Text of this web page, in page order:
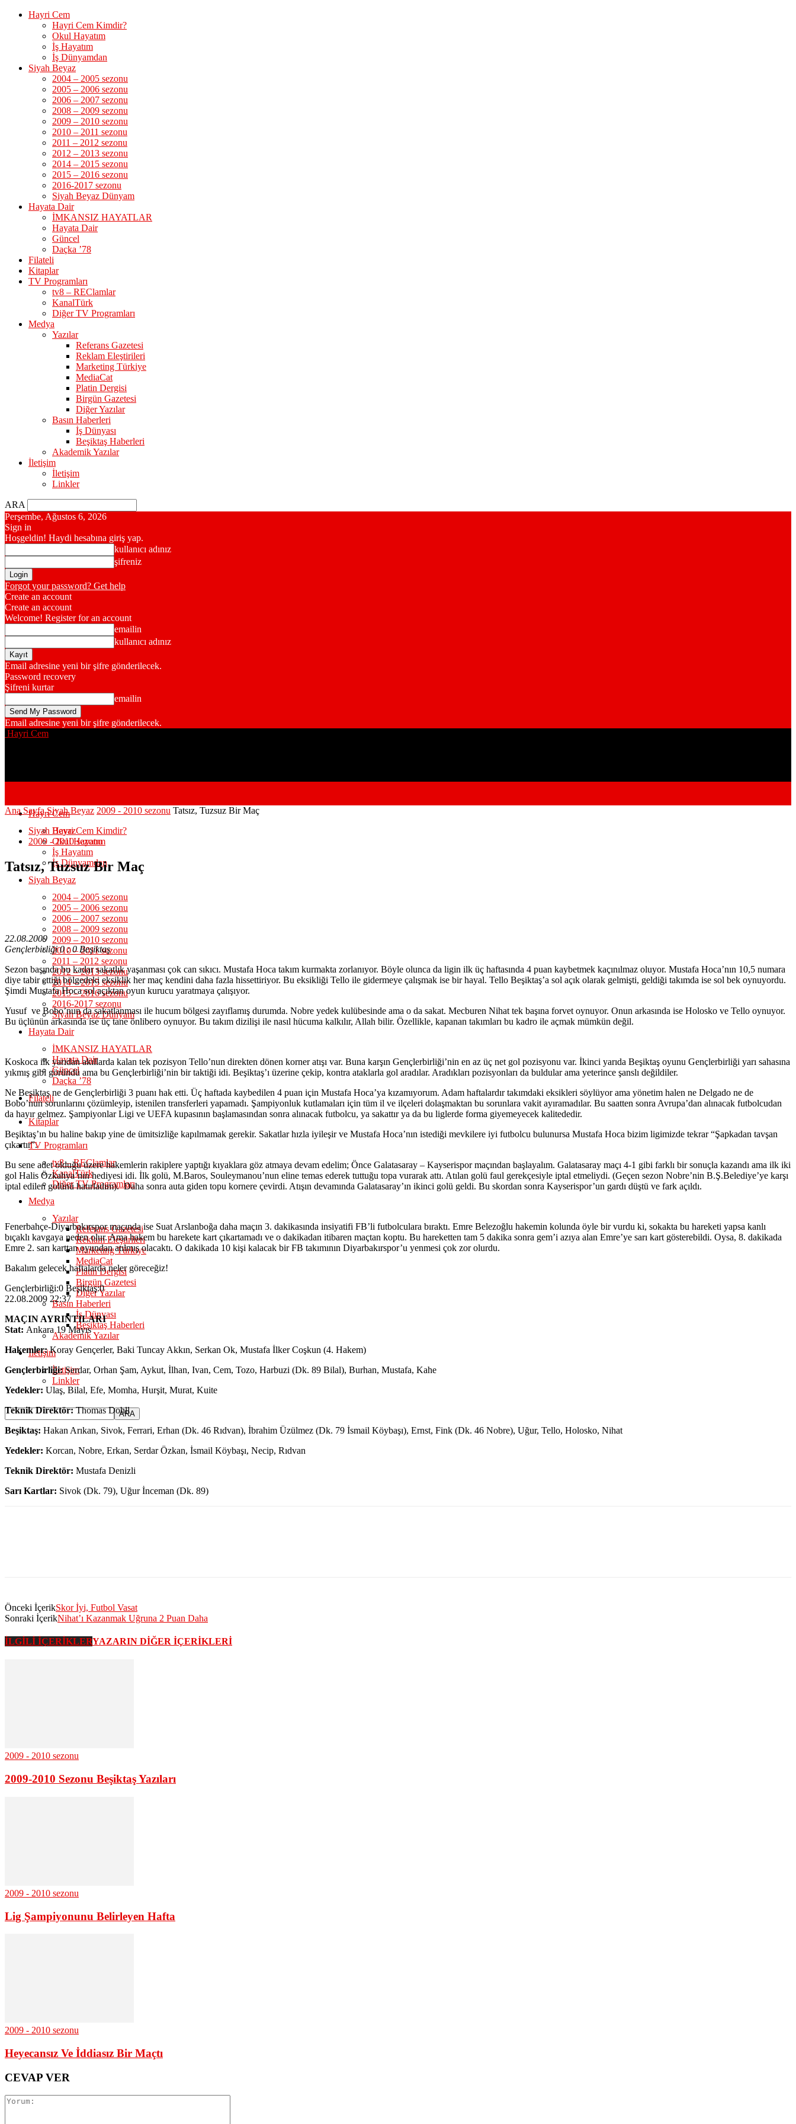
Hayri Cem
Hayri Cem Kimdir?
Okul Hayatım
İş Hayatım
İş Dünyamdan
Siyah Beyaz
2004 – 2005 sezonu
2005 – 2006 sezonu
2006 – 2007 sezonu
2008 – 2009 sezonu
2009 – 2010 sezonu
2010 – 2011 sezonu
2011 – 2012 sezonu
2012 – 2013 sezonu
2014 – 2015 sezonu
2015 – 2016 sezonu
2016-2017 sezonu
Siyah Beyaz Dünyam
Hayata Dair
İMKANSIZ HAYATLAR
Hayata Dair
Güncel
Daçka ’78
Filateli
Kitaplar
TV Programları
tv8 – REClamlar
KanalTürk
Diğer TV Programları
Medya
Yazılar
Referans Gazetesi
Reklam Eleştirileri
Marketing Türkiye
MediaCat
Platin Dergisi
Birgün Gazetesi
Diğer Yazılar
Basın Haberleri
İş Dünyası
Beşiktaş Haberleri
Akademik Yazılar
İletişim
İletişim
Linkler
ARA
Perşembe, Ağustos 6, 2026
Sign in
Hoşgeldin! Haydi hesabına giriş yap.
kullanıcı adınız
şifreniz
Forgot your password? Get help
Create an account
Create an account
Welcome! Register for an account
emailin
kullanıcı adınız
Email adresine yeni bir şifre gönderilecek.
Password recovery
Şifreni kurtar
emailin
Email adresine yeni bir şifre gönderilecek.
Hayri Cem
Hayri Cem
Hayri Cem Kimdir?
Okul Hayatım
İş Hayatım
İş Dünyamdan
Siyah Beyaz
2004 – 2005 sezonu
2005 – 2006 sezonu
2006 – 2007 sezonu
2008 – 2009 sezonu
2009 – 2010 sezonu
2010 – 2011 sezonu
2011 – 2012 sezonu
2012 – 2013 sezonu
2014 – 2015 sezonu
2015 – 2016 sezonu
2016-2017 sezonu
Siyah Beyaz Dünyam
Hayata Dair
İMKANSIZ HAYATLAR
Hayata Dair
Güncel
Daçka ’78
Filateli
Kitaplar
TV Programları
tv8 – REClamlar
KanalTürk
Diğer TV Programları
Medya
Yazılar
Referans Gazetesi
Reklam Eleştirileri
Marketing Türkiye
MediaCat
Platin Dergisi
Birgün Gazetesi
Diğer Yazılar
Basın Haberleri
İş Dünyası
Beşiktaş Haberleri
Akademik Yazılar
İletişim
İletişim
Linkler
Ana Sayfa Siyah Beyaz 2009 - 2010 sezonu Tatsız, Tuzsuz Bir Maç
Siyah Beyaz
2009 - 2010 sezonu
Tatsız, Tuzsuz Bir Maç
22.08.2009
Gençlerbirliği 0 : 0 Beşiktaş
Sezon başında bu kadar sakatlık yaşanması çok can sıkıcı. Mustafa Hoca takım kurmakta zorlanıyor. Böyle olunca da ligin ilk üç haftasında 4 puan kaybetmek kaçınılmaz oluyor. Mustafa Hoca’nın 10,5 numara
diye tabir ettiği bölgedeki eksiklik her maç kendini daha fazla hissettiriyor. Bu eksikliği Tello ile gidermeye çalışmak ise bir hayal. Tello Beşiktaş’a sol açık olarak gelmişti, geldiği takımda ise sol bek oynuyordu.
Şimdi Mustafa Hoca sol açıktan oyun kurucu yaratmaya çalışıyor.
Yusuf ve Bobo’nun da sakatlanması ile hucum bölgesi zayıflamış durumda. Nobre yedek kulübesinde ama o da sakat. Mecburen Nihat tek başına forvet oynuyor. Onun arkasında ise Holosko ve Tello oynuyor.
Bu üçlünün arkasında ise üç tane önlibero oynuyor. Bu takım dizilişi ile nasıl hücuma kalkılır, Allah bilir. Özellikle, kapanan takımları bu kadro ile açmak mümkün değil.
Koskoca ilk yarıdan akıllarda kalan tek pozisyon Tello’nun direkten dönen korner atışı var. Buna karşın Gençlerbirliği’nin en az üç net gol pozisyonu var. İkinci yarıda Beşiktaş oyunu Gençlerbirliği yarı sahasına
yıkmış gibi göründü ama bu Gençlerbirliği’nin bir taktiği idi. Beşiktaş’ı üzerine çekip, kontra ataklarla gol aradılar. Aradıkları pozisyonları da buldular ama yeterince şanslı değildiler.
Ne Beşiktaş ne de Gençlerbirliği 3 puanı hak etti. Üç haftada kaybedilen 4 puan için Mustafa Hoca’ya kızamıyorum. Adam haftalardır takımdaki eksikleri söylüyor ama yönetim halen ne Delgado ne de
Bobo’nun sorunlarını çözümleyip, istenilen transferleri yapamadı. Şampiyonluk kutlamaları için tüm il ve ilçeleri dolaşmaktan bu sorunlara vakit ayıramadılar. Bu saatten sonra Avrupa’dan alınacak futbolcudan
da hayır gelmez. Şampiyonlar Ligi ve UEFA kupasının başlamasından sonra alınacak futbolcu, ya sakattır ya da bu liglerde forma giyemeyecek kalitededir.
Beşiktaş’ın bu haline bakıp yine de ümitsizliğe kapılmamak gerekir. Sakatlar hızla iyileşir ve Mustafa Hoca’nın istediği mevkilere iyi futbolcu bulunursa Mustafa Hoca bizim ligimizde tekrar “Şapkadan tavşan
çıkartır”.
Bu sene adet olduğu üzere hakemlerin rakiplere yaptığı kıyaklara göz atmaya devam edelim; Önce Galatasaray – Kayserispor maçından başlayalım. Galatasaray maçı 4-1 gibi farklı bir sonuçla kazandı ama ilk iki
gol Halis Özkahya’nın hediyesi idi. İlk golü, M.Baros, Souleymanou’nun eline temas ederek tuttuğu topa vurarak attı. Atılan golü faul gerekçesiyle iptal etmeliydi. (Geçen sezon Nobre’nin B.Ş.Belediye’ye karşı
iptal edilen golünü hatırladım). Daha sonra auta giden topu kornere çevirdi. Atışın devamında Galatasaray’ın ikinci golü geldi. Bu skordan sonra Kayserispor’un gardı düştü ve fark açıldı.
Fenerbahçe-Diyarbakırspor maçında ise Suat Arslanboğa daha maçın 3. dakikasında insiyatifi FB’li futbolculara bıraktı. Emre Belezoğlu hakemin kolunda öyle bir vurdu ki, sokakta bu hareketi yapsa kanlı
bıçaklı kavgaya neden olur. Ama hakem bu harekete kart çıkartamadı ve o dakikadan itibaren maçtan koptu. Bu hareketten tam 5 dakika sonra gem’i azıya alan Emre’ye sarı kart gösterebildi. Oysa, 8. dakikada
Emre 2. sarı karttan oyundan atılmış olacaktı. O dakikada 10 kişi kalacak bir FB takımının Diyarbakırspor’u yenmesi çok zor olurdu.
Bakalım gelecek haftalarda neler göreceğiz!
Gençlerbirliği:0 Beşiktaş:0
22.08.2009 22:37
MAÇIN AYRINTILARI
Stat: Ankara 19 Mayıs
Hakemler:Koray Gençerler, Baki Tuncay Akkın, Serkan Ok, Mustafa İlker Coşkun (4. Hakem)
Gençlerbirliği:Serdar, Orhan Şam, Aykut, İlhan, Ivan, Cem, Tozo, Harbuzi (Dk. 89 Bilal), Burhan, Mustafa, Kahe
Yedekler: Ulaş, Bilal, Efe, Momha, Hurşit, Murat, Kuite
Teknik Direktör:Thomas Dohll
Beşiktaş: Hakan Arıkan, Sivok, Ferrari, Erhan (Dk. 46 Rıdvan), İbrahim Üzülmez (Dk. 79 İsmail Köybaşı), Ernst, Fink (Dk. 46 Nobre), Uğur, Tello, Holosko, Nihat
Yedekler: Korcan, Nobre, Erkan, Serdar Özkan, İsmail Köybaşı, Necip, Rıdvan
Teknik Direktör: Mustafa Denizli
Sarı Kartlar: Sivok (Dk. 79), Uğur İnceman (Dk. 89)
Önceki İçerikSkor İyi, Futbol Vasat
Sonraki İçerikNihat’ı Kazanmak Uğruna 2 Puan Daha
İLGİLİ İÇERİKLERYAZARIN DİĞER İÇERİKLERİ
2009 - 2010 sezonu
2009-2010 Sezonu Beşiktaş Yazıları
2009 - 2010 sezonu
Lig Şampiyonunu Belirleyen Hafta
2009 - 2010 sezonu
Heyecansız Ve İddiasız Bir Maçtı
CEVAP VER